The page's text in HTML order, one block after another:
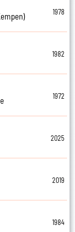
1978
1982
1972
2025
2019
1984